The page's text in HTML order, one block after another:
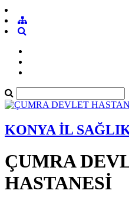
KONYA İL
ÇUMRA
HASTANESİ